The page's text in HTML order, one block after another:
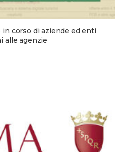
in corso di aziende ed enti
alle agenzie